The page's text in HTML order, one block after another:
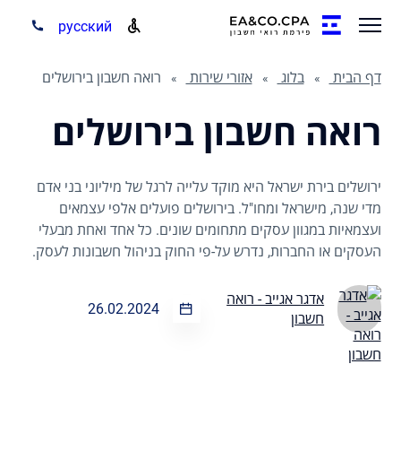
русский
דף הבית בלוג אזורי שירות רואה חשבון בירושלים
רואה חשבון בירושלים
ירושלים בירת ישראל היא מוקד עלייה לרגל של מיליוני בני אדם
מדי שנה, מישראל ומחו"ל. בירושלים פועלים אלפי עצמאים
ועצמאיות במגוון עסקים מתחומים שונים. כל אחד ואחת מבעלי
העסקים או החברות, נדרש על-פי החוק בניהול חשבונות לעסק.
אדגר אגייב - רואה
חשבון
26.02.2024